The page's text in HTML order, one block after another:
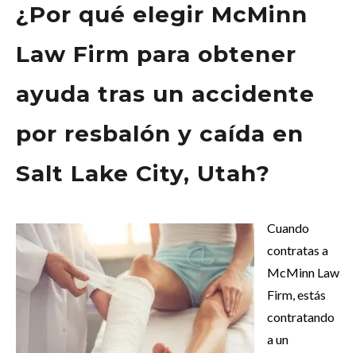
¿Por qué elegir McMinn
Law Firm para obtener
ayuda tras un accidente
por resbalón y caída en
Salt Lake City, Utah?
Cuando
contratas a
McMinn Law
Firm, estás
contratando
a un